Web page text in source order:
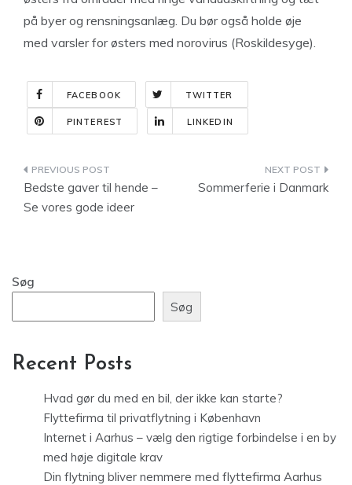
på byer og rensningsanlæg. Du bør også holde øje
med varsler for østers med norovirus (Roskildesyge).
FACEBOOK TWITTER
PINTEREST LINKEDIN
Indlægsnavigation
Bedste gaver til hende –
Se vores gode ideer
Sommerferie i Danmark
Søg
Søg
Recent Posts
Hvad gør du med en bil, der ikke kan starte?
Flyttefirma til privatflytning i København
Internet i Aarhus – vælg den rigtige forbindelse i en by
med høje digitale krav
Din flytning bliver nemmere med flyttefirma Aarhus